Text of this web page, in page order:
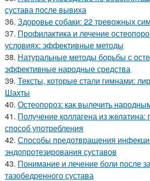
сустава после вывиха
36. Здоровье собаки: 22 тревожных
37. Профилактика и лечение
условиях: эффективные методы
38. Натуральные методы борьбы с
эффективные народные средства
39. Тексты, которые стали гимнами:
Шахты
40. Остеопороз: как вылечить
41. Получение коллагена из желатина:
способ употребления
42. Способы предотвращения
эндопротезирования суставов
43. Понимание и лечение боли после
тазобедренного сустава